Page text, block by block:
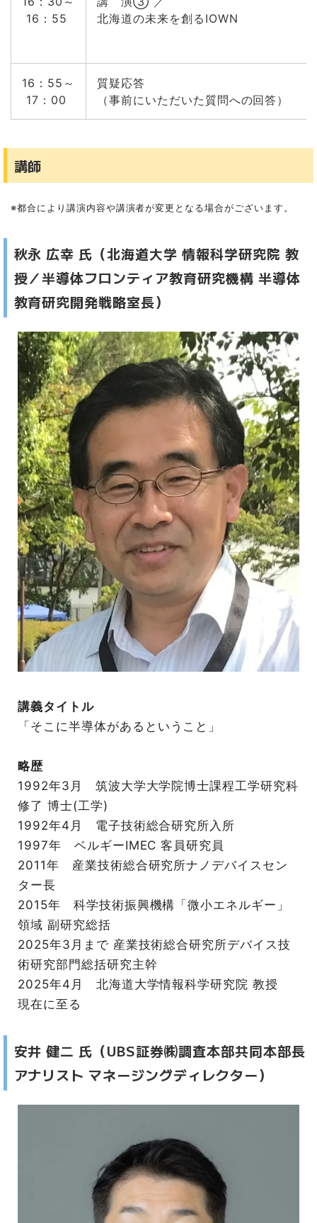
16：55
北海道の未来を創るIOWN
16：55～
17：00
質疑応答
（事前にいただいた質問への回答）
講師
※都合により講演内容や講演者が変更となる場合がございます。
秋永 広幸 氏（北海道大学 情報科学研究院 教
授／半導体フロンティア教育研究機構 半導体
教育研究開発戦略室長）
講義タイトル
「そこに半導体があるということ」
略歴
1992年3月 筑波大学大学院博士課程工学研究科
修了 博士(工学)
1992年4月 電子技術総合研究所入所
1997年 ベルギーIMEC 客員研究員
2011年 産業技術総合研究所ナノデバイスセン
ター長
2015年 科学技術振興機構「微小エネルギー」
領域 副研究総括
2025年3月まで 産業技術総合研究所デバイス技
術研究部門総括研究主幹
2025年4月 北海道大学情報科学研究院 教授
現在に至る
安井 健二 氏（UBS証券㈱調査本部共同本部長
アナリスト マネージングディレクター）